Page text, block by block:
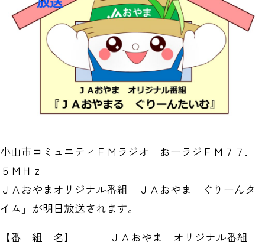
小山市コミュニティＦＭラジオ おーラジＦＭ７７．
５ＭＨｚ
ＪＡおやまオリジナル番組「ＪＡおやま ぐりーんタ
イム」が明日放送されます。
【番 組 名】 ＪＡおやま オリジナル番組